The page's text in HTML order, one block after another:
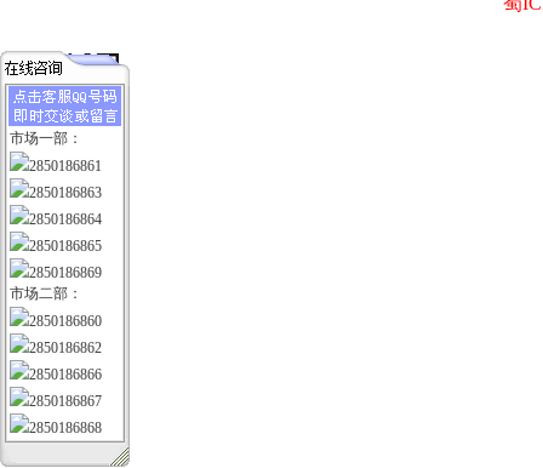
市场一部：
2850186861
2850186863
2850186864
2850186865
2850186869
市场二部：
2850186860
2850186862
2850186866
2850186867
2850186868